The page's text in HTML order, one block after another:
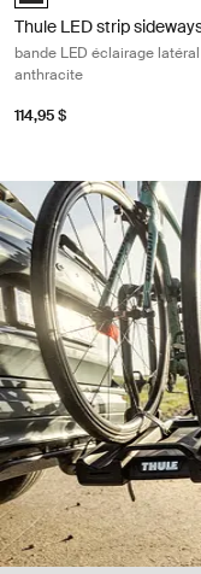
Thule LED strip
bande LED éclairage
anthracite
114,95 $